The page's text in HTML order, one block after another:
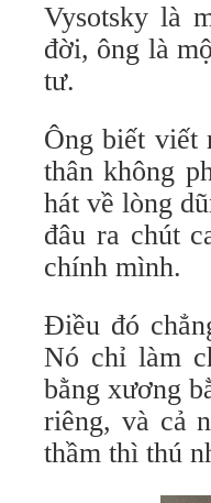
Vysotsky là
đời, ông là
tư.
Ông biết viết
thân không
hát về lòng
đâu ra chút
chính mình.
Điều đó
Nó chỉ làm
bằng xương
riêng, và cả
thầm thì thú